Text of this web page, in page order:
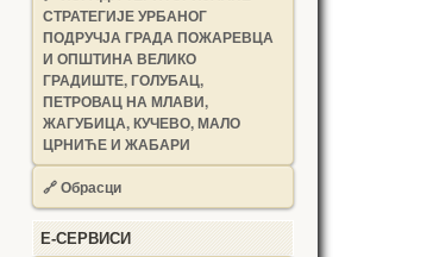
СТРАТЕГИЈЕ УРБАНОГ
ПОДРУЧЈА ГРАДА ПОЖАРЕВЦА
И ОПШТИНА ВЕЛИКО
ГРАДИШТЕ, ГОЛУБАЦ,
ПЕТРОВАЦ НА МЛАВИ,
ЖАГУБИЦА, КУЧЕВО, МАЛО
ЦРНИЋЕ И ЖАБАРИ
🔗Обрасци
Е-СЕРВИСИ